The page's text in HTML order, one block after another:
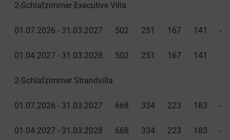
2-Schlafzimmer Executive Villa
01.07.2026 - 31.03.2027 502 251 167 141 -
01.04.2027 - 31.03.2028 502 251 167 141 -
2-Schlafzimmer Strandvilla
01.07.2026 - 31.03.2027 668 334 223 183 -
01.04.2027 - 31.03.2028 668 334 223 183 -